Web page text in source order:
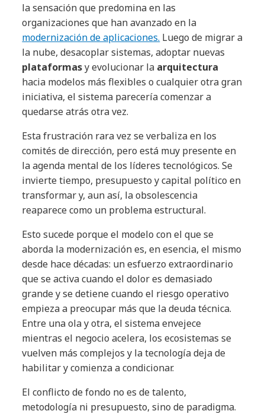
la sensación que predomina en las
organizaciones que han avanzado en la
modernización de aplicaciones. Luego de migrar a
la nube, desacoplar sistemas, adoptar nuevas
plataformasy evolucionar la arquitectura
hacia modelos más flexibles o cualquier otra gran
iniciativa, el sistema parecería comenzar a
quedarse atrás otra vez.
Esta frustración rara vez se verbaliza en los
comités de dirección, pero está muy presente en
la agenda mental de los líderes tecnológicos. Se
invierte tiempo, presupuesto y capital político en
transformar y, aun así, la obsolescencia
reaparece como un problema estructural.
Esto sucede porque el modelo con el que se
aborda la modernización es, en esencia, el mismo
desde hace décadas: un esfuerzo extraordinario
que se activa cuando el dolor es demasiado
grande y se detiene cuando el riesgo operativo
empieza a preocupar más que la deuda técnica.
Entre una ola y otra, el sistema envejece
mientras el negocio acelera, los ecosistemas se
vuelven más complejos y la tecnología deja de
habilitar y comienza a condicionar.
El conflicto de fondo no es de talento,
metodología ni presupuesto, sino de paradigma.